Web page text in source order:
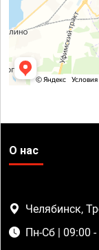
О нас
Челябинск,
Пн-Сб | 09:00 -